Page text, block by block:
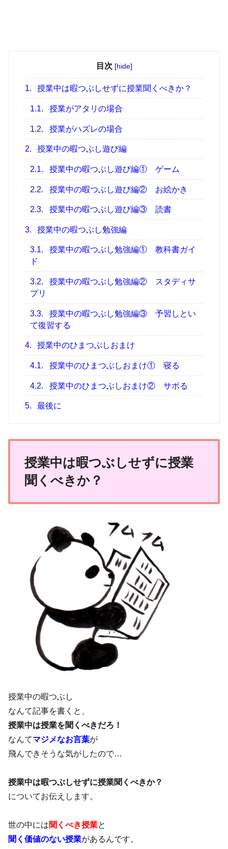
目次 [hide]
1. 授業中は暇つぶしせずに授業聞くべきか？
1.1. 授業がアタリの場合
1.2. 授業がハズレの場合
2. 授業中の暇つぶし遊び編
2.1. 授業中の暇つぶし遊び編① ゲーム
2.2. 授業中の暇つぶし遊び編② お絵かき
2.3. 授業中の暇つぶし遊び編③ 読書
3. 授業中の暇つぶし勉強編
3.1.
授業中の暇つぶし勉強編① 教科書ガイ
ド
3.2.
授業中の暇つぶし勉強編② スタディサ
プリ
3.3.
授業中の暇つぶし勉強編③ 予習しとい
て復習する
4. 授業中のひまつぶしおまけ
4.1. 授業中のひまつぶしおまけ① 寝る
4.2. 授業中のひまつぶしおまけ② サボる
5. 最後に
授業中は暇つぶしせずに授業
聞くべきか？
授業中の暇つぶし
なんて記事を書くと、
授業中は授業を聞くべきだろ！
なんてマジメなお言葉が
飛んできそうな気がしたので…
授業中は暇つぶしせずに授業聞くべきか？
についてお伝えします。
世の中には聞くべき授業と
聞く価値のない授業があるんです。